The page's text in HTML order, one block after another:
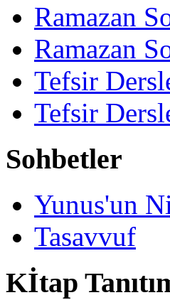
Ramazan
Ramazan
Tefsir
Tefsir
Sohbetler
Yunus'un
Tasavvuf
Kİtap